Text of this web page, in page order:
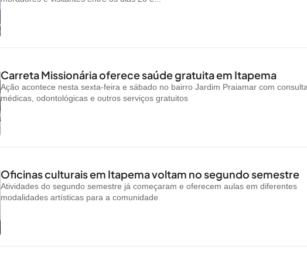
Carreta Missionária oferece saúde gratuita em Itapema
Ação acontece nesta sexta-feira e sábado no bairro Jardim Praiamar com
médicas, odontológicas e outros serviços gratuitos
Oficinas culturais em Itapema voltam no segundo semestre
Atividades do segundo semestre já começaram e oferecem aulas em diferentes
modalidades artísticas para a comunidade